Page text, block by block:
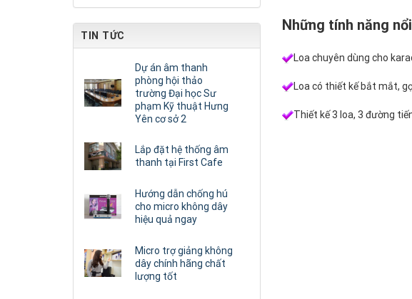
TIN TỨC
Dự án âm thanh
phòng hội thảo
trường Đại học Sư
phạm Kỹ thuật Hưng
Yên cơ sở 2
Lắp đặt hệ thống âm
thanh tại First Cafe
Hướng dẫn chống hú
cho micro không dây
hiệu quả ngay
Micro trợ giảng không
dây chính hãng chất
lượng tốt
Những tính năng
Loa chuyên dùng cho
Loa có thiết kế bắt mắt,
Thiết kế 3 loa, 3 đường